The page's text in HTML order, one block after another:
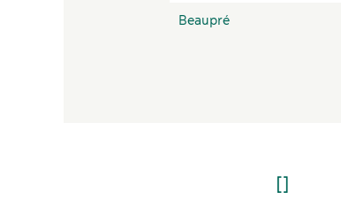
Beaupré
[]